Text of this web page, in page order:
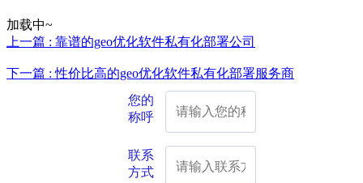
加载中~
上一篇 : 靠谱的geo优化软件私有化部署公司
下一篇 : 性价比高的geo优化软件私有化部署服务商
您的
称呼
联系
方式